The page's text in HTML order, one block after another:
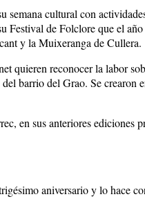
cultural con
de Folclore que el
y la Muixeranga de Cullera.
quieren reconocer la labor
barrio del Grao. Se
en sus anteriores
aniversario y lo hace